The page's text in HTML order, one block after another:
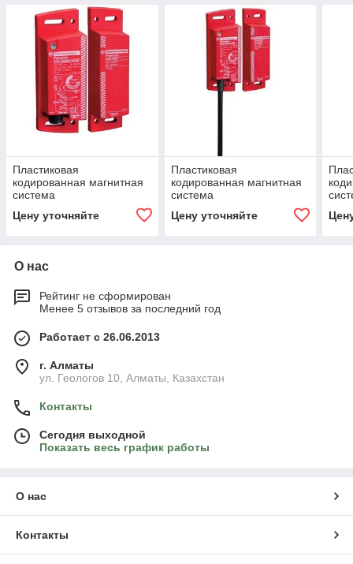
Пластиковая
кодированная магнитная
система
Цену уточняйте
Пластиковая
кодированная магнитная
система
Цену уточняйте
О нас
Рейтинг не сформирован
Менее 5 отзывов за последний год
Работает с 26.06.2013
г. Алматы
ул. Геологов 10, Алматы, Казахстан
Контакты
Сегодня выходной
Показать весь график работы
О нас
Контакты